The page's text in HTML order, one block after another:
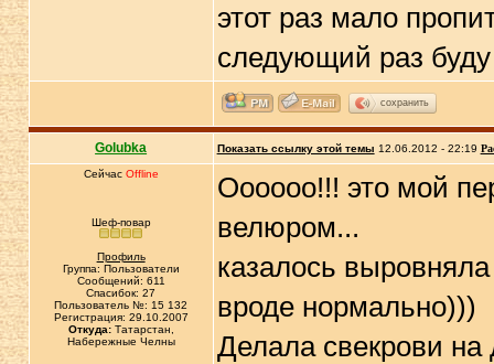
этот раз мало
следующий раз буду
сохранить
Golubka Показать ссылку этой темы 12.06.2012 - 22:19
Сейчас Offline
Шеф-повар
Профиль
Группа: Пользователи
Сообщений: 611
Спасибок: 27
Пользователь №: 15 132
Регистрация: 29.10.2007
Откуда:Татарстан,
Набережные Челны
Оооооо!!! это мой
велюром...
казалось
вроде нормально)))
Делала свекрови на